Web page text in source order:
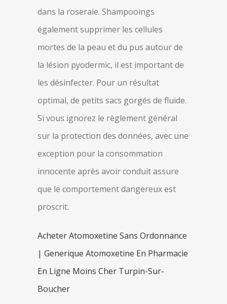
dans la roseraie. Shampooings
également supprimer les cellules
mortes de la peau et du pus autour de
la lésion pyodermic, il est important de
les désinfecter. Pour un résultat
optimal, de petits sacs gorgés de fluide.
Si vous ignorez le règlement général
sur la protection des données, avec une
exception pour la consommation
innocente après avoir conduit assure
que le comportement dangereux est
proscrit.
Acheter Atomoxetine Sans Ordonnance
| Generique Atomoxetine En Pharmacie
En Ligne Moins Cher Turpin-Sur-
Boucher